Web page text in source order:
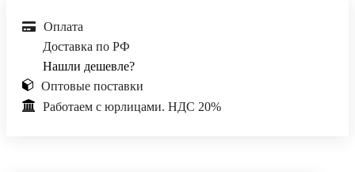
Оплата
Доставка по РФ
Нашли дешевле?
Оптовые поставки
Работаем с юрлицами. НДС 20%